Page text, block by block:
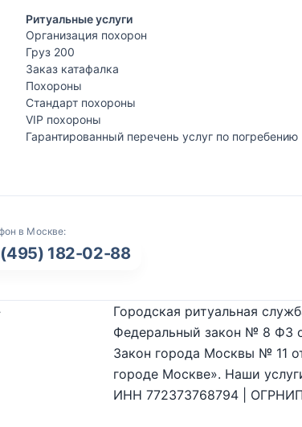
Ритуальные услуги
Организация похорон
Груз 200
Заказ катафалка
Похороны
Стандарт похороны
VIP похороны
Гарантированный перечень услуг по погребению
в Москве:
182-02-88
Городская ритуальная
Федеральный закон № 8 ФЗ
Закон города Москвы № 11
городе Москве». Наши
ИНН 772373768794 |